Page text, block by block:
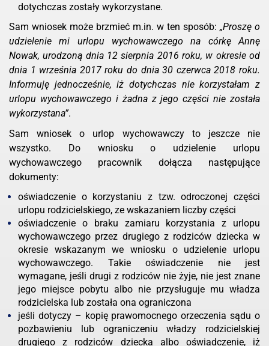
dotychczas zostały wykorzystane.
Sam wniosek może brzmieć m.in. w ten sposób: „Proszę o
udzielenie mi urlopu wychowawczego na córkę Annę
Nowak, urodzoną dnia 12 sierpnia 2016 roku, w okresie od
dnia 1 września 2017 roku do dnia 30 czerwca 2018 roku.
Informuję jednocześnie, iż dotychczas nie korzystałam z
urlopu wychowawczego i żadna z jego części nie została
wykorzystana”.
Sam wniosek o urlop wychowawczy to jeszcze nie
wszystko. Do wniosku o udzielenie urlopu
wychowawczego pracownik dołącza następujące
dokumenty:
oświadczenie o korzystaniu z tzw. odroczonej części
urlopu rodzicielskiego, ze wskazaniem liczby części
oświadczenie o braku zamiaru korzystania z urlopu
wychowawczego przez drugiego z rodziców dziecka w
okresie wskazanym we wniosku o udzielenie urlopu
wychowawczego. Takie oświadczenie nie jest
wymagane, jeśli drugi z rodziców nie żyje, nie jest znane
jego miejsce pobytu albo nie przysługuje mu władza
rodzicielska lub została ona ograniczona
jeśli dotyczy – kopię prawomocnego orzeczenia sądu o
pozbawieniu lub ograniczeniu władzy rodzicielskiej
drugiego z rodziców dziecka albo oświadczenie, iż